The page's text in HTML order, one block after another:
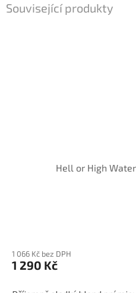
Související produkty
Hell or High
1 066 Kč bez DPH
1 290 Kč